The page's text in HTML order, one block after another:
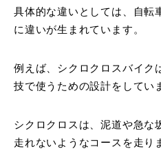
具体的な違いとしては、自転
に違いが生まれています。
例えば、シクロクロスバイク
技で使うための設計をしてい
シクロクロスは、泥道や急な
走れないようなコースを走り